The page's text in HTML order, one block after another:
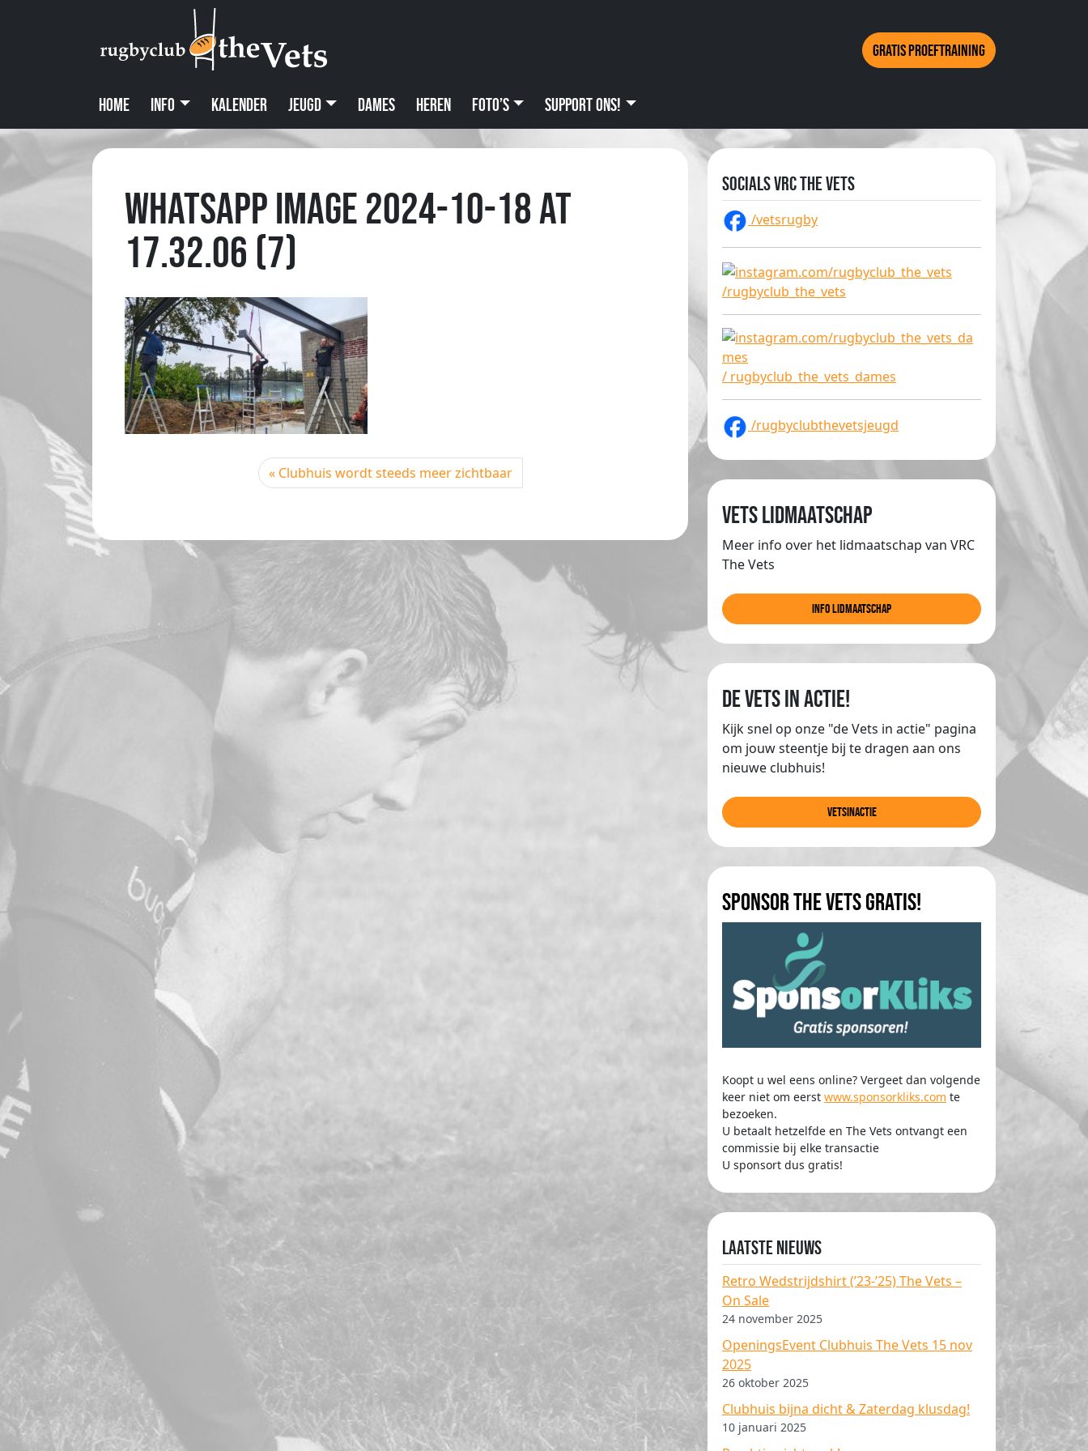
Gratis proeftraining
Home Info Kalender Jeugd Dames Heren Foto’s Support ons!
WhatsApp Image 2024-10-18 at
17.32.06 (7)
Clubhuis wordt steeds meer zichtbaar
Socials VRC The Vets
/vetsrugby
/rugbyclub_the_vets
/ rugbyclub_the_vets_dames
/rugbyclubthevetsjeugd
Vets lidmaatschap
Meer info over het lidmaatschap van VRC
The Vets
info lidmaatschap
de Vets in actie!
Kijk snel op onze "de Vets in actie" pagina
om jouw steentje bij te dragen aan ons
nieuwe clubhuis!
Vetsinactie
Sponsor The Vets gratis!
Koopt u wel eens online? Vergeet dan volgende
keer niet om eerst www.sponsorkliks.com te
bezoeken.
U betaalt hetzelfde en The Vets ontvangt een
commissie bij elke transactie
U sponsort dus gratis!
Laatste nieuws
Retro Wedstrijdshirt (’23-’25) The Vets –
On Sale
24 november 2025
OpeningsEvent Clubhuis The Vets 15 nov
2025
26 oktober 2025
Clubhuis bijna dicht & Zaterdag klusdag!
10 januari 2025